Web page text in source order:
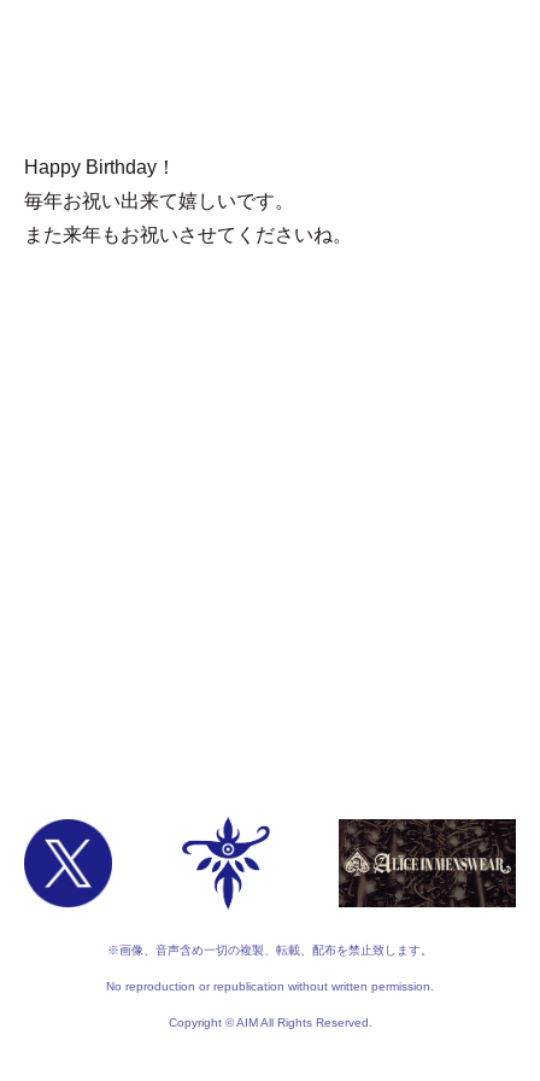
Happy Birthday！
毎年お祝い出来て嬉しいです。
また来年もお祝いさせてくださいね。
※画像、音声含め一切の複製、転載、配布を禁止致します。
No reproduction or republication without written permission.
Copyright © AIM All Rights Reserved.